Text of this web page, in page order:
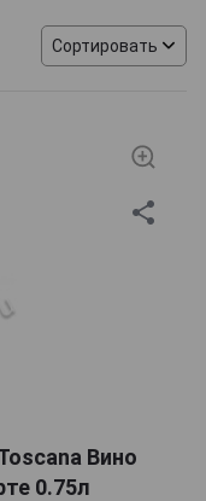
Сортировать
Вино
0.75л